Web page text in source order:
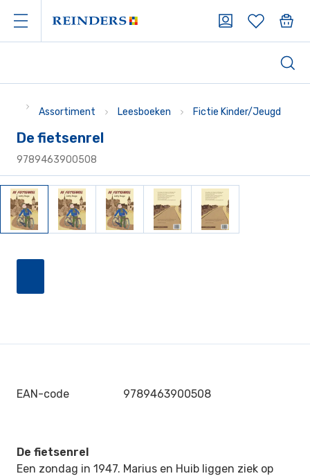
Assortiment Leesboeken Fictie Kinder/Jeugd
De fietsenrel
9789463900508
EAN-code 9789463900508
De fietsenrel
Een zondag in 1947. Marius en Huib liggen ziek op